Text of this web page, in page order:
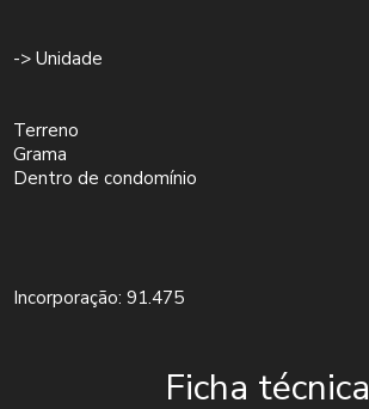
-> Unidade
Terreno
Grama
Dentro de condomínio
Incorporação: 91.475
Ficha técnica